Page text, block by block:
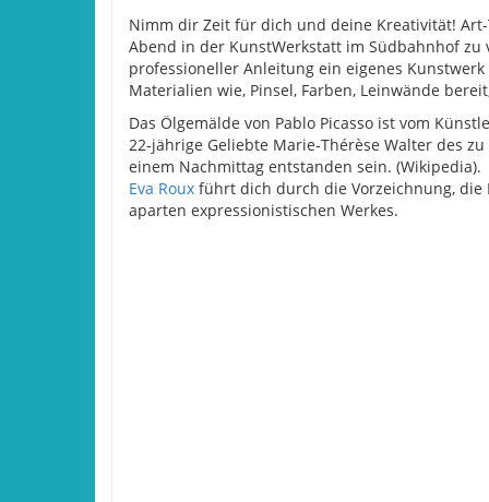
Nimm dir Zeit für dich und deine Kreativität!
Abend in der KunstWerkstatt im Südbahnhof
professioneller Anleitung ein eigenes
Materialien wie, Pinsel, Farben, Leinwände
Das Ölgemälde von Pablo Picasso ist vom
22-jährige Geliebte Marie-Thérèse Walter des
einem Nachmittag entstanden sein. (Wikipedia).
Eva Roux führt dich durch die Vorzeichnung,
aparten expressionistischen Werkes.